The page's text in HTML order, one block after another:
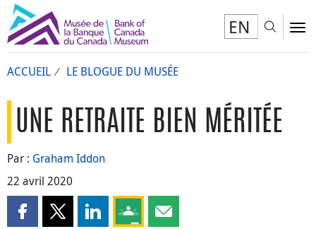
EN
ACCUEIL LE BLOGUE DU MUSÉE
UNE RETRAITE BIEN MÉRITÉE
Par : Graham Iddon
22 avril 2020
Partager cette page sur Facebook
Partager cette page sur X
Partager cette page sur LinkedIn
Partagez cette page sur Google
Partager cette page par